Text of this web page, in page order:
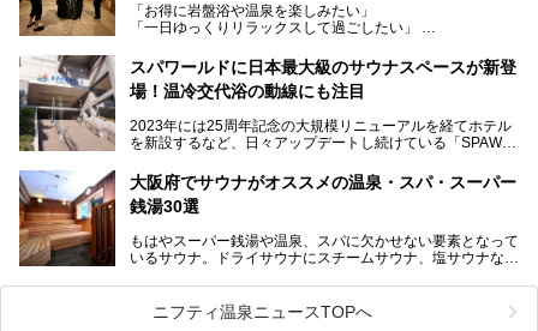
見どころが盛りだくさん。日常の疲れを癒やしたい方はもち
ろん、休日にゆったり過ごしたい方にもぴったりの内容とな
本記事では、そんなリニューアル後の注目ポイントを詳しく
紹介します。これから「鶴見緑地湯元水春」に訪れる方や、
い。
「お得に岩盤浴や温泉を楽しみたい」
「一日ゆっくりリラックスして過ごしたい」
利用できる「神州温泉 あるごの湯」です。
あるごの湯は、大阪府豊中市にある日帰り温浴施設で、阪急
チムジルバン（岩盤浴）を中心に、発汗・リラックス・漫画
タイムまで満喫できる長時間滞在型の施設なので、一日中ゆ
る迫力ある熱波パフォーマンスも毎日行われており、“とと
のう”体験をしっかり楽しめるのもポイントです。
ケやボウリングといった遊び場もあり、友人同士やカップル
で“遊び+癒し”の一日を過ごすのにもぴったり。
処にいたるまで魅力をたっぷり堪能してきたので、その全容
スパワールドに日本最大級のサウナスペースが新登
場！温冷交代浴の動線にも注目
2023年には25周年記念の大規模リニューアルを経てホテル
を新設するなど、日々アップデートし続けている「SPAWO
そんなスパワールドが2025年11月15日（土）に、新たな浴
室や日本最大級140人収容の大規模サウナを携えてリニュー
アルオープン！浴室である4F・6Fそれぞれにリニューアル
大規模リニューアルの全容を確認すべく、リニューアルプレ
オープンイベントに行ってきました！今回はそのリニューア
大阪府でサウナがオススメの温泉・スパ・スーパー
銭湯30選
もはやスーパー銭湯や温泉、スパに欠かせない要素となって
いるサウナ。ドライサウナにスチームサウナ、塩サウナな
ペース、ロウリュウなど、心ゆくまで楽しむためのサービス
が充実した施設も多くみられます。
ニフティ温泉ニュースTOPへ